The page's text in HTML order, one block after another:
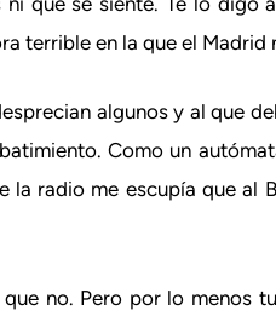
terrible en la que el Madrid
algunos y al que
Como un
la radio me escupía que al
no. Pero por lo menos